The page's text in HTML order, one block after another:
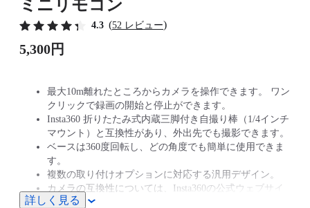
ミニリモコン
4.3 (52 レビュー)
5,300円
最大10m離れたところからカメラを操作できます。 ワン
クリックで録画の開始と停止ができます。
Insta360 折りたたみ式内蔵三脚付き自撮り棒（1/4インチ
マウント）と互換性があり、外出先でも撮影できます。
ベースは360度回転し、どの角度でも簡単に使用できま
す。
複数の取り付けオプションに対応する汎用デザイン。
カメラの互換性については、Insta360の公式ウェブサイ
トを確認し、ミニリモコンのファームウェアを最新の状
詳しく見る